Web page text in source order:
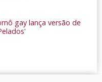
gay lança versão de